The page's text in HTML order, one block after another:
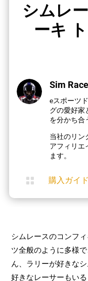
シムレ
ーキ
Sim
eスポーツ
グの愛好家
を分かち合
当社のリン
アフィリエ
ます。
 購入ガイド
シムレースのコンフ
ツ全般のように多様
ん、ラリーが好きな
好きなレーサーもい